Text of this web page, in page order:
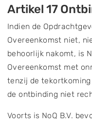
Artikel 17
Indien de
Overeenkomst niet,
behoorlijk nakomt, is
Overeenkomst met
tenzij de
de ontbinding niet
Voorts is NoQ B.V.